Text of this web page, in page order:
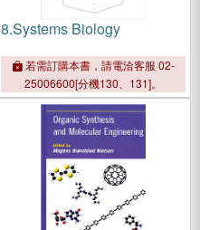
8.Systems Biology
若需訂購本書，請電洽客服 02-
25006600[分機130、131]。